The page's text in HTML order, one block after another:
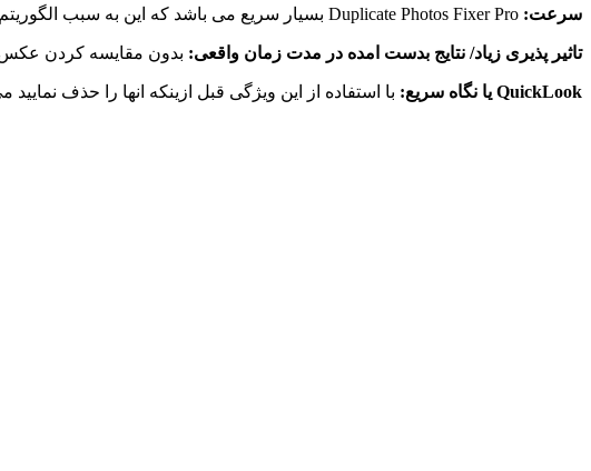
سرعت: Duplicate Photos Fixer Pro بسیار سریع می باشد که این به سبب الگوریتم قدرتمندی می باشد که به هنگام توسعه برنامه به ان اضافه شده است.
تاثیر پذیری زیاد/ نتایج بدست امده در مدت زمان واقعی: بدون مقایسه کردن عکس
QuickLook یا نگاه سریع: با استفاده از این ویژگی قبل ازینکه انها را حذف نمایید